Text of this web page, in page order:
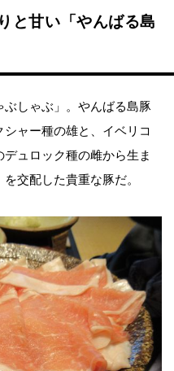
と甘い「やんばる島
ぶしゃぶ」。やんばる島豚
ャー種の雄と、イベリコ
ュロック種の雌から生ま
交配した貴重な豚だ。